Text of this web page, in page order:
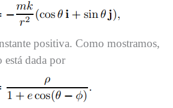
positiva. Como mostramos,
dada por